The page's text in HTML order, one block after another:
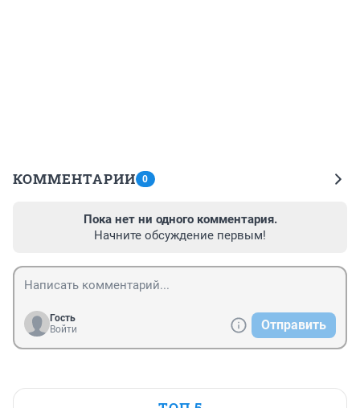
КОММЕНТАРИИ 0
Пока нет ни одного комментария.
Начните обсуждение первым!
Гость
Войти
Отправить